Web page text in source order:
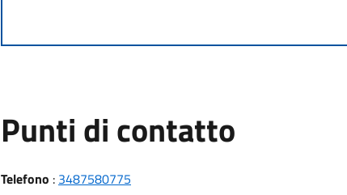
Punti di contatto
Telefono : 3487580775